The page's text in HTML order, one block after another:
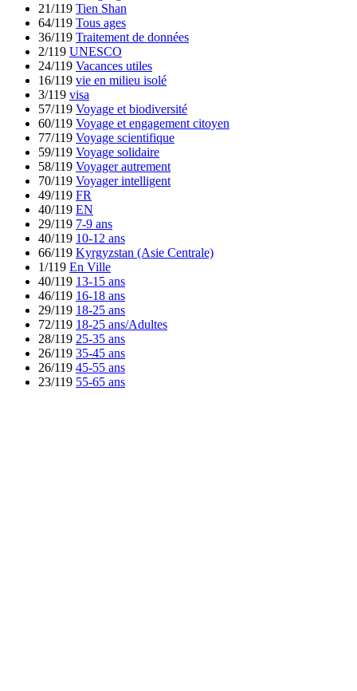
21/119 Tien Shan
64/119 Tous ages
36/119 Traitement de données
2/119 UNESCO
24/119 Vacances utiles
16/119 vie en milieu isolé
3/119 visa
57/119 Voyage et biodiversité
60/119 Voyage et engagement citoyen
77/119 Voyage scientifique
59/119 Voyage solidaire
58/119 Voyager autrement
70/119 Voyager intelligent
49/119 FR
40/119 EN
29/119 7-9 ans
40/119 10-12 ans
66/119 Kyrgyzstan (Asie Centrale)
1/119 En Ville
40/119 13-15 ans
46/119 16-18 ans
29/119 18-25 ans
72/119 18-25 ans/Adultes
28/119 25-35 ans
26/119 35-45 ans
26/119 45-55 ans
23/119 55-65 ans